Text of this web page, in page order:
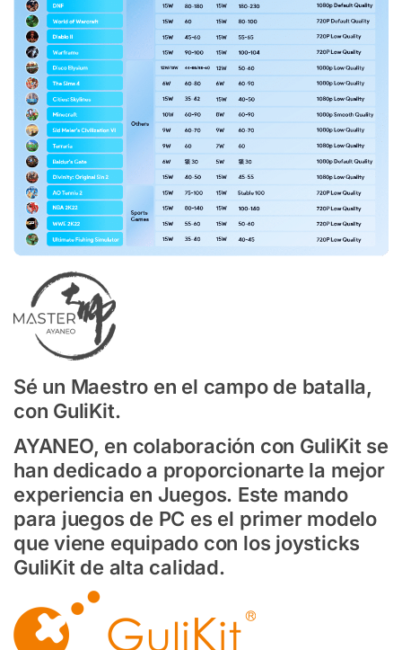
Sé un Maestro en el campo de batalla,
con GuliKit.
AYANEO, en colaboración con GuliKit se
han dedicado a proporcionarte la mejor
experiencia en Juegos. Este mando
para juegos de PC es el primer modelo
que viene equipado con los joysticks
GuliKit de alta calidad.